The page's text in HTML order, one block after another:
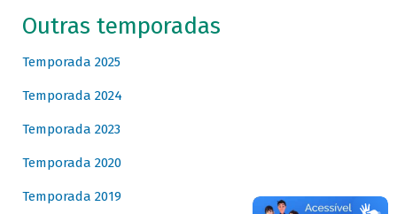
Outras temporadas
Temporada 2025
Temporada 2024
Temporada 2023
Temporada 2020
Temporada 2019